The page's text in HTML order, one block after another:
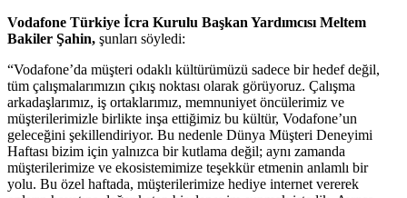
Vodafone Türkiye İcra Kurulu Başkan Yardımcısı Meltem
Bakiler Şahin, şunları söyledi:
“Vodafone’da müşteri odaklı kültürümüzü sadece bir hedef değil,
tüm çalışmalarımızın çıkış noktası olarak görüyoruz. Çalışma
arkadaşlarımız, iş ortaklarımız, memnuniyet öncülerimiz ve
müşterilerimizle birlikte inşa ettiğimiz bu kültür, Vodafone’un
geleceğini şekillendiriyor. Bu nedenle Dünya Müşteri Deneyimi
Haftası bizim için yalnızca bir kutlama değil; aynı zamanda
müşterilerimize ve ekosistemimize teşekkür etmenin anlamlı bir
yolu. Bu özel haftada, müşterilerimize hediye internet vererek